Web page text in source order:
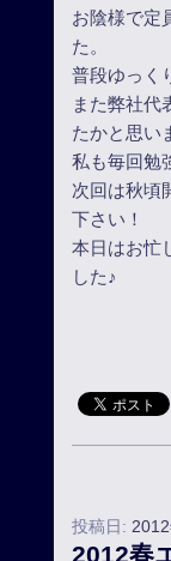
お陰様で定
た。
普段ゆっく
また弊社代
たかと思い
私も毎回勉
次回は秋頃
下さい！
本日はお忙
した♪
投稿日:
2012春